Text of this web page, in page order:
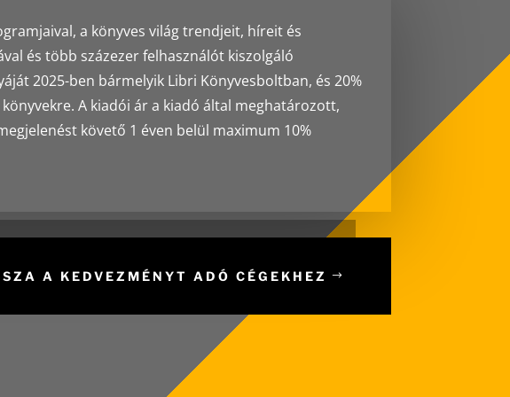
a könyves világ trendjeit, híreit és
és több százezer felhasználót kiszolgáló
2025-ben bármelyik Libri Könyvesboltban, és 20%
A kiadói ár a kiadó által meghatározott,
követő 1 éven belül maximum 10%
A KEDVEZMÉNYT ADÓ CÉGEKHEZ